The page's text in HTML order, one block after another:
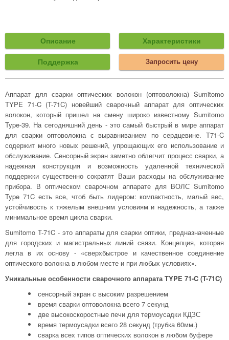
Описание Характеристики
Поддержка Запросить цену
Аппарат для сварки оптических волокон (оптоволокна) Sumitomo
TYPE 71-C (T-71C) новейший сварочный аппарат для оптических
волокон, который пришел на смену широко известному Sumitomo
Type-39. На сегодняшний день - это самый быстрый в мире аппарат
для сварки оптоволокна с выравниванием по сердцевине. T71-C
содержит много новых решений, упрощающих его использование и
обслуживание. Сенсорный экран заметно облегчит процесс сварки, а
надежная конструкция и возможность удаленной технической
поддержки существенно сократят Ваши расходы на обслуживание
прибора. В оптическом сварочном аппарате для ВОЛС Sumitomo
Type 71C есть все, чтоб быть лидером: компактность, малый вес,
устойчивость к тяжелым внешним условиям и надежность, а также
минимальное время цикла сварки.
Sumitomo T-71C - это аппараты для сварки оптики, предназначенные
для городских и магистральных линий связи. Концепция, которая
легла в их основу - «сверхбыстрое и качественное соединение
оптического волокна в любом месте и при любых условиях».
Уникальные особенности сварочного аппарата TYPE 71-C (T-71C)
сенсорный экран с высоким разрешением
время сварки оптоволокна всего 7 секунд
две высокоскоростные печи для термоусадки КДЗС
время термоусадки всего 28 секунд (трубка 60мм.)
сварка всех типов оптических волокон в любом буфере